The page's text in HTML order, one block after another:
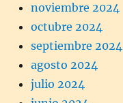
noviembre 2024
octubre 2024
septiembre 2024
agosto 2024
julio 2024